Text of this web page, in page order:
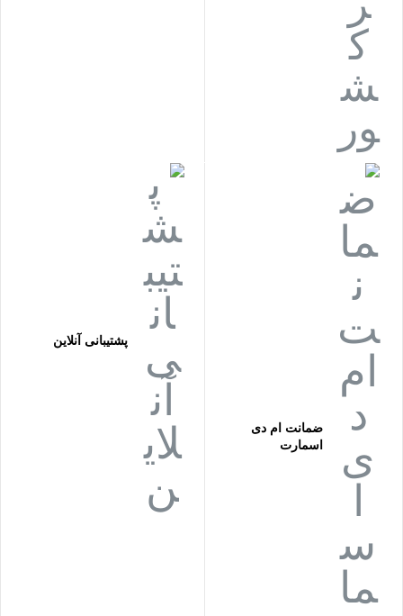
فایو استار
فوتال
فونیکس PHOENIX
کرون CROWN
کلاسیک
نوآهنگ NAVAHANG
یاماها YAMAHA
ضمانت ام دی
اسمارت
پشتیبانی آنلاین